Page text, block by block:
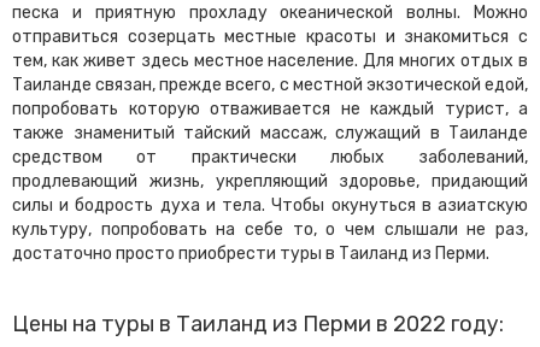
песка и приятную прохладу океанической волны. Можно
отправиться созерцать местные красоты и знакомиться с
тем, как живет здесь местное население. Для многих отдых в
Таиланде связан, прежде всего, с местной экзотической едой,
попробовать которую отваживается не каждый турист, а
также знаменитый тайский массаж, служащий в Таиланде
средством от практически любых заболеваний,
продлевающий жизнь, укрепляющий здоровье, придающий
силы и бодрость духа и тела. Чтобы окунуться в азиатскую
культуру, попробовать на себе то, о чем слышали не раз,
достаточно просто приобрести туры в Таиланд из Перми.
Цены на туры в Таиланд из Перми в 2022 году: